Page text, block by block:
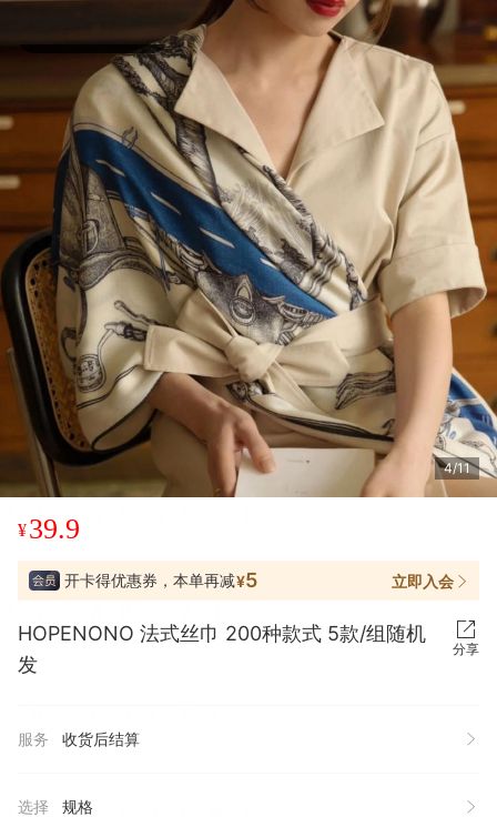
福建省 莆田市 友**西 购买了该商品
4/11
¥39.9
开卡得优惠券，本单再减¥5 立即入会
HOPENONO 法式丝巾 200种款式 5款/组随机
发
分享
服务 收货后结算
选择 规格